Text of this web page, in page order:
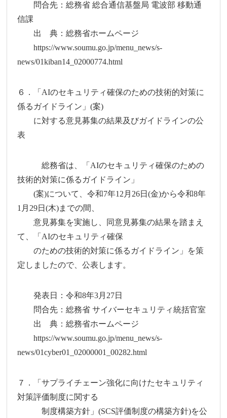
問合先：総務省 総合通信基盤局 電波部 移動通
信課
出 典：総務省ホームページ
https://www.soumu.go.jp/menu_news/s-
news/01kiban14_02000774.html
６．「AIのセキュリティ確保のための技術的対策に
係るガイドライン」(案)
に対する意見募集の結果及びガイドラインの公
表
総務省は、「AIのセキュリティ確保のための
技術的対策に係るガイドライン」
(案)について、令和7年12月26日(金)から令和8年
1月29日(木)までの間、
意見募集を実施し、同意見募集の結果を踏まえ
て、「AIのセキュリティ確保
のための技術的対策に係るガイドライン」を策
定しましたので、公表します。
発表日：令和8年3月27日
問合先：総務省 サイバーセキュリティ統括官室
出 典：総務省ホームページ
https://www.soumu.go.jp/menu_news/s-
news/01cyber01_02000001_00282.html
７．「サプライチェーン強化に向けたセキュリティ
対策評価制度に関する
制度構築方針」(SCS評価制度の構築方針)を公